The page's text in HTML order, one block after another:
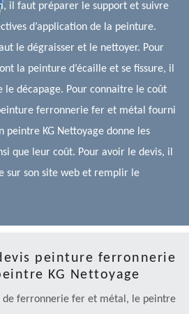
il faut préparer le support et suivre
d’application de la peinture.
le dégraisser et le nettoyer. Pour
la peinture d’écaille et se fissure, il
le décapage. Pour connaitre le coût
ferronnerie fer et métal fourni
peintre KG Nettoyage donne les
que leur coût. Pour avoir le devis, il
sur son site web et remplir le
peinture ferronnerie
KG Nettoyage
de ferronnerie fer et métal, le peintre